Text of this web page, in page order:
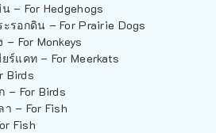
– For Hedgehogs
รอกดิน – For Prairie Dogs
– For Monkeys
ร์แคท – For Meerkats
Birds
– For Birds
– For Fish
Fish